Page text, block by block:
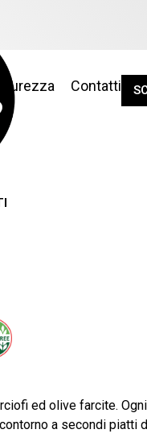
Contatti
ed olive farcite.
a secondi piatti